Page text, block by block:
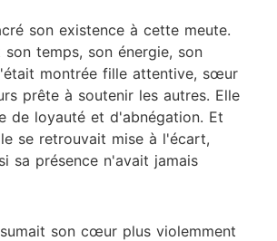
son existence à cette meute.
temps, son énergie, son
montrée fille attentive, sœur
prête à soutenir les autres. Elle
de loyauté et d'abnégation. Et
se retrouvait mise à l'écart,
sa présence n'avait jamais
son cœur plus violemment